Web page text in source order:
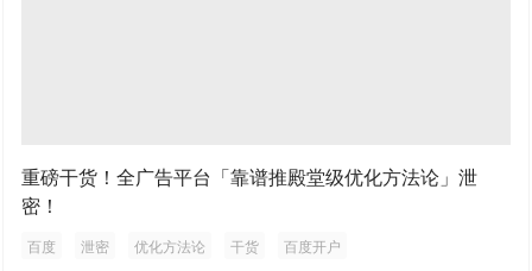
重磅干货！全广告平台「靠谱推殿堂级优化方法论」泄
密！
百度 泄密 优化方法论 干货 百度开户